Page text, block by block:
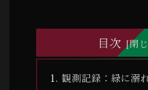
目次
観測記録：緑に溺